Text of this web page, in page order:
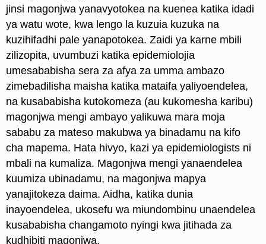
jinsi magonjwa yanavyotokea na kuenea katika idadi
ya watu wote, kwa lengo la kuzuia kuzuka na
kuzihifadhi pale yanapotokea. Zaidi ya karne mbili
zilizopita, uvumbuzi katika epidemiolojia
umesababisha sera za afya za umma ambazo
zimebadilisha maisha katika mataifa yaliyoendelea,
na kusababisha kutokomeza (au kukomesha karibu)
magonjwa mengi ambayo yalikuwa mara moja
sababu za mateso makubwa ya binadamu na kifo
cha mapema. Hata hivyo, kazi ya epidemiologists ni
mbali na kumaliza. Magonjwa mengi yanaendelea
kuumiza ubinadamu, na magonjwa mapya
yanajitokeza daima. Aidha, katika dunia
inayoendelea, ukosefu wa miundombinu unaendelea
kusababisha changamoto nyingi kwa jitihada za
kudhibiti magonjwa.